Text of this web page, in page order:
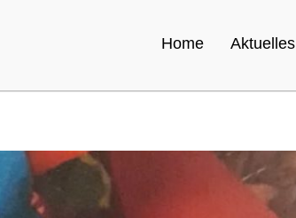
Home Aktuelles